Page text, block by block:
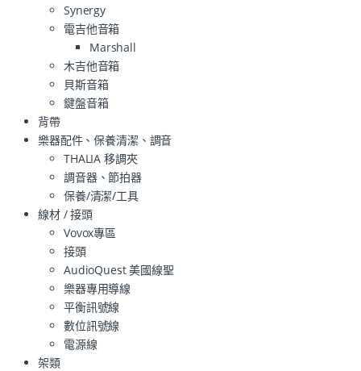
Synergy
電吉他音箱
Marshall
木吉他音箱
貝斯音箱
鍵盤音箱
背帶
樂器配件、保養清潔、調音
THALIA 移調夾
調音器、節拍器
保養/清潔/工具
線材 / 接頭
Vovox專區
接頭
AudioQuest 美國線聖
樂器專用導線
平衡訊號線
數位訊號線
電源線
架類